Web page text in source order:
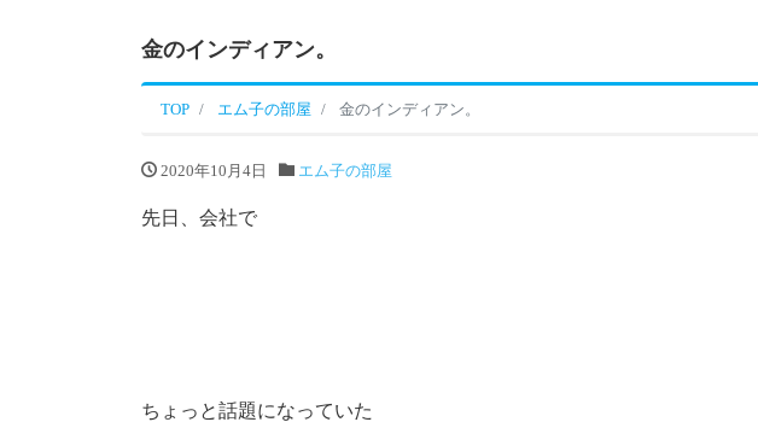
金のインディアン。
TOP エム子の部屋 金のインディアン。
2020年10月4日 エム子の部屋
先日、会社で
ちょっと話題になっていた